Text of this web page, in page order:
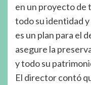
en un proyecto de
todo su identidad
es un plan para el
asegure la
y todo su
El director contó